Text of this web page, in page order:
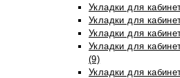
Укладки для
Укладки для
Укладки для
Укладки для
(9)
Укладки для